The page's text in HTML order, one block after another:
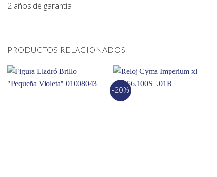
2 años de garantía
PRODUCTOS RELACIONADOS
-20%